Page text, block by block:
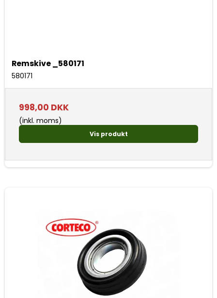
Remskive _580171
580171
998,00 DKK
(inkl. moms)
Vis produkt